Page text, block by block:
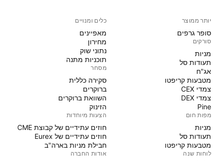
יותר ממוצר
סופר גרפים
סורקים
מניות‏
תעודות סל
אג"ח
מטבעות קריפטו
צמדי CEX
צמדי DEX
Pine
מפות חום
מניות‏
תעודות סל
מטבעות קריפטו
לוחות שנה
כלים ומנויים
מאפיינים
מחירון
נתוני שוק
תוכניות מתנה
מסחר
סקירה כללית
ברוקרים
השוואת ברוקרים
הזינוק
הצעות מיוחדות
חוזים עתידיים של קבוצת CME
חוזים עתידיים של Eurex
חבילת מניות בארה"ב
אודות החברה